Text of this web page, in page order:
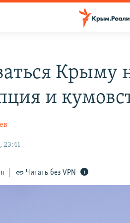
Крыму
и
23:41
Читать без VPN